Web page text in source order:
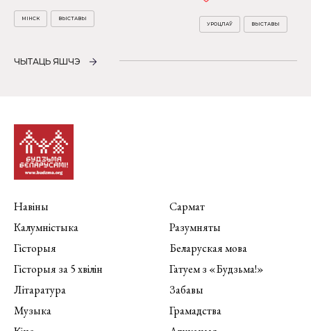
МІНСК ВЫСТАВЫ
УРОЦЛАЎ ВЫСТАВЫ
ЧЫТАЦЬ ЯШЧЭ
Навіны
Калумністыка
Гісторыя
Гісторыя за 5 хвілін
Літаратура
Музыка
Сармат
Разумняты
Беларуская мова
Гатуем з «Будзьма!»
Забавы
Грамадства